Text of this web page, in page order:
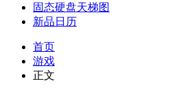
固态硬盘天梯图
新品日历
首页
游戏
正文